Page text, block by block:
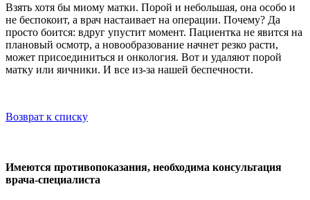
Взять хотя бы миому матки. Порой и небольшая, она особо и
не беспокоит, а врач настаивает на операции. Почему? Да
просто боится: вдруг упустит момент. Пациентка не явится на
плановый осмотр, а новообразование начнет резко расти,
может присоединиться и онкология. Вот и удаляют порой
матку или яичники. И все из-за нашей беспечности.
Возврат к списку
Имеются противопоказания, необходима консультация
врача-специалиста